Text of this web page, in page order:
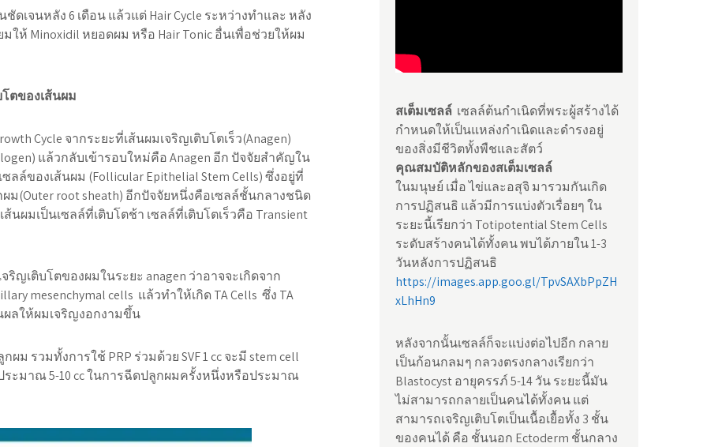
เจนหลัง 6 เดือน แล้วแต่ Hair Cycle ระหว่างทำและ หลัง
ห้ Minoxidil หยอดผม หรือ Hair Tonic อื่นเพื่อช่วยให้ผม
ตของเส้นผม
Cycle จากระยะที่เส้นผมเจริญเติบโตเร็ว(Anagen)
แล้วกลับเข้ารอบใหม่คือ Anagen อีก ปัจจัยสำคัญใน
ล์ของเส้นผม (Follicular Epithelial Stem Cells) ซึ่งอยู่ที่
ม(Outer root sheath) อีกปัจจัยหนึ่งคือเซลล์ชั้นกลางชนิด
ส้นผมเป็นเซลล์ที่เติบโตช้า เซลล์ที่เติบโตเร็วคือ Transient
ริญเติบโตของผมในระยะ anagen ว่าอาจจะเกิดจาก
mesenchymal cells แล้วทำให้เกิด TA Cells ซึ่ง TA
ผลให้ผมเจริญงอกงามขึ้น
ม รวมทั้งการใช้ PRP ร่วมด้วย SVF 1 cc จะมี stem cell
ช้ประมาณ 5-10 cc ในการฉีดปลูกผมครั้งหนึ่งหรือประมาณ
สเต็มเซลล์ เซลล์ต้นกำเนิดที่พระผู้สร้างได้
กำหนดให้เป็นแหล่งกำเนิดและดำรงอยู่
ของสิ่งมีชีวิตทั้งพืชและสัตว์
คุณสมบัติหลักของสเต็มเซลล์
ในมนุษย์ เมื่อ ไข่และอสุจิ มารวมกันเกิด
การปฏิสนธิ แล้วมีการแบ่งตัวเรื่อยๆ ใน
ระยะนี้เรียกว่า Totipotential Stem Cells
ระดับสร้างคนได้ทั้งคน พบได้ภายใน 1-3
วันหลังการปฏิสนธิ
https://images.app.goo.gl/TpvSAXbPpZH
xLhHn9
หลังจากนั้นเซลล์ก็จะแบ่งต่อไปอีก กลาย
เป็นก้อนกลมๆ กลวงตรงกลางเรียกว่า
Blastocyst อายุครรภ์ 5-14 วัน ระยะนี้มัน
ไม่สามารถกลายเป็นคนได้ทั้งคน แต่
สามารถเจริญเติบโตเป็นเนื้อเยื้อทั้ง 3 ชั้น
ของคนได้ คือ ชั้นนอก Ectoderm ชั้นกลาง